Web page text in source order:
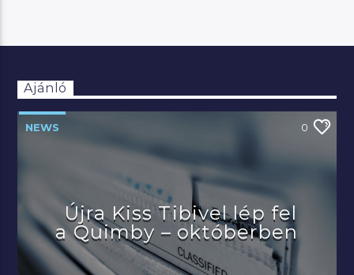
Ajánló
NEWS 0
Újra Kiss Tibivel lép fel
a Quimby – októberben